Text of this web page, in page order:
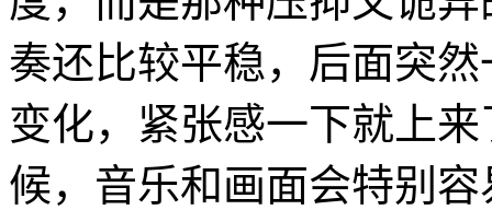
奏还比较平稳，后面突
变化，紧张感一下就上
候，音乐和画面会特别